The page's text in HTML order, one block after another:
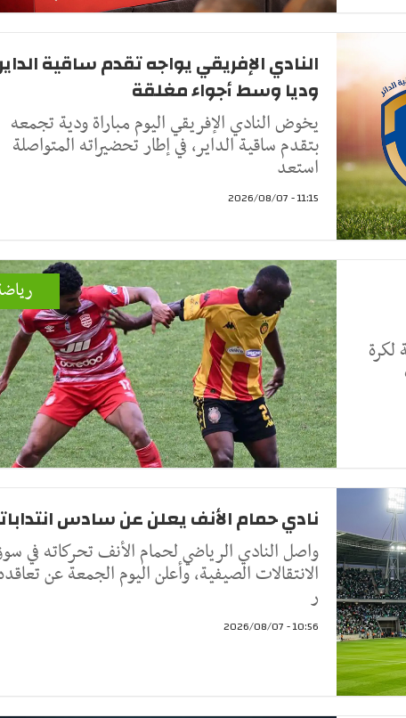
النادي الإفريقي يواجه تقدم ساقية
وديا وسط أجواء مغلقة
يخوض النادي الإفريقي اليوم مباراة ودية تجمعه
بتقدم ساقية الداير، في إطار تحضيراته المتواصلة
استعد
11:15 - 2026/08/07
نادي حمام الأنف يعلن عن سادس
واصل النادي الرياضي لحمام الأنف تحركاته في
الانتقالات الصيفية، وأعلن اليوم الجمعة عن
ر
10:56 - 2026/08/07